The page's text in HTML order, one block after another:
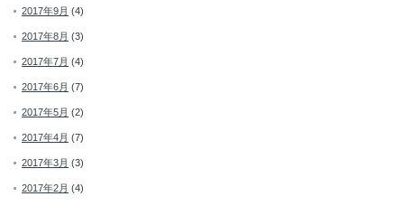
2017年9月 (4)
2017年8月 (3)
2017年7月 (4)
2017年6月 (7)
2017年5月 (2)
2017年4月 (7)
2017年3月 (3)
2017年2月 (4)